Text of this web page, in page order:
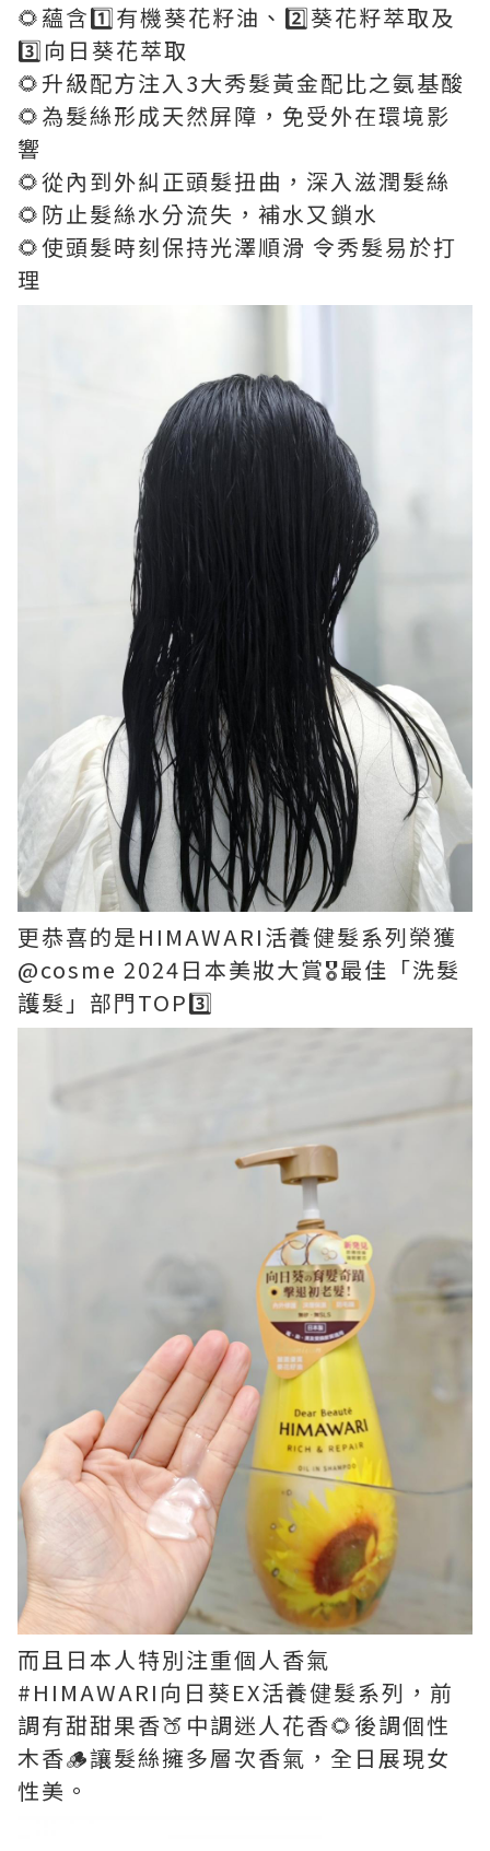
🌻蘊含1️⃣有機葵花籽油、2️⃣葵花籽萃取及
3️⃣向日葵花萃取
🌻升級配方注入3大秀髮黃金配比之氨基酸
🌻為髮絲形成天然屏障，免受外在環境影
響
🌻從內到外糾正頭髮扭曲，深入滋潤髮絲
🌻防止髮絲水分流失，補水又鎖水
🌻使頭髮時刻保持光澤順滑 令秀髮易於打
理
更恭喜的是HIMAWARI活養健髮系列榮獲
@cosme 2024日本美妝大賞🎖️最佳「洗髮
護髮」部門TOP3️⃣
而且日本人特別注重個人香氣
#HIMAWARI向日葵EX活養健髮系列，前
調有甜甜果香🍑中調迷人花香🌻後調個性
木香🪵讓髮絲擁多層次香氣，全日展現女
性美。